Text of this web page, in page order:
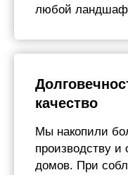
любой
качество
Мы накопили
производству
домов. При